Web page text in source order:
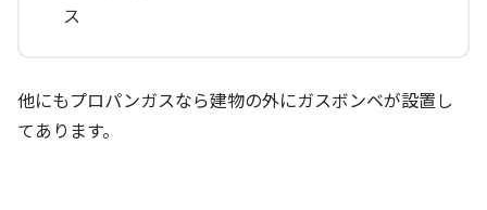
ス
他にもプロパンガスなら建物の外にガスボンベが設置し
てあります。